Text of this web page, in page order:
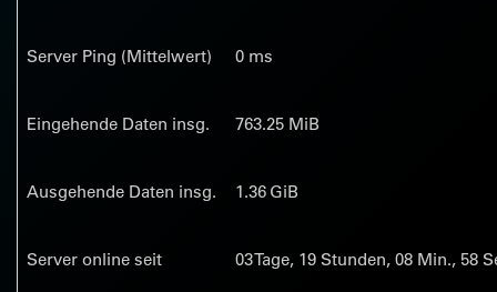
Server Ping (Mittelwert) 0 ms
Eingehende Daten insg. 763.25 MiB
Ausgehende Daten insg. 1.36 GiB
Server online seit 03Tage, 19 Stunden, 08 Min., 58